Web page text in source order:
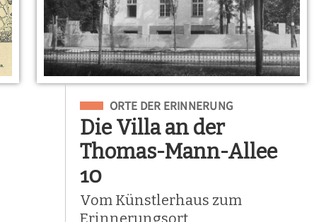
Eingeordnet unter
ORTE DER ERINNERUNG
Die Villa an der
Thomas-Mann-Allee
10
Vom Künstlerhaus zum
Erinnerungsort